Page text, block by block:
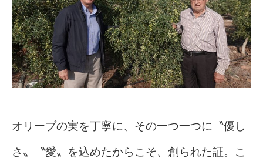
オリーブの実を丁寧に、その一つ一つに〝優し
さ〟〝愛〟を込めたからこそ、創られた証。こ